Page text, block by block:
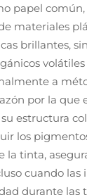
papel
materiales
brillantes,
a
por la que
estructura
los
la tinta,
cuando las
durante las